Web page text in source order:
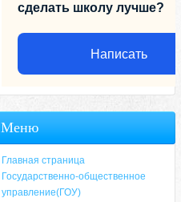
сделать школу лучше?
Написать
Меню
Главная страница
Государственно-общественное
управление(ГОУ)